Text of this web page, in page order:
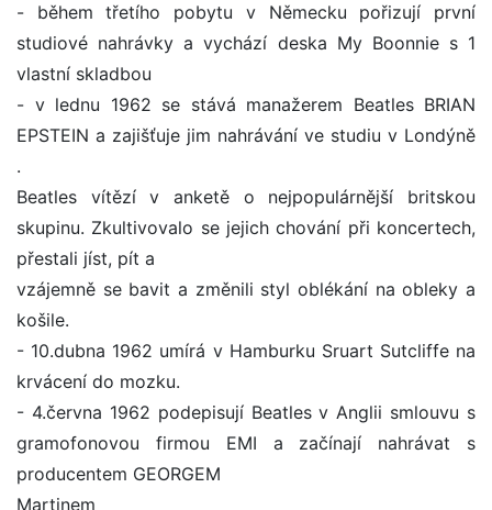
- během třetího pobytu v Německu pořizují první
studiové nahrávky a vychází deska My Boonnie s 1
vlastní skladbou
- v lednu 1962 se stává manažerem Beatles BRIAN
EPSTEIN a zajišťuje jim nahrávání ve studiu v Londýně
.
Beatles vítězí v anketě o nejpopulárnější britskou
skupinu. Zkultivovalo se jejich chování při koncertech,
přestali jíst, pít a
vzájemně se bavit a změnili styl oblékání na obleky a
košile.
- 10.dubna 1962 umírá v Hamburku Sruart Sutcliffe na
krvácení do mozku.
- 4.června 1962 podepisují Beatles v Anglii smlouvu s
gramofonovou firmou EMI a začínají nahrávat s
producentem GEORGEM
Martinem